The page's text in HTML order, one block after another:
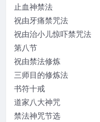
止血神禁法
祝由牙痛禁咒法
祝由治小儿惊吓禁咒法
第八节
祝由禁法修炼
三师目的修炼法
书符十戒
道家八大神咒
禁法神咒节选